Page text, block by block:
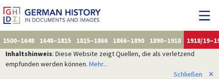
1500–1648 1648–1815 1815–1866 1866–1890 1890–1918
1918/
Inhaltshinweis: Diese Website zeigt Quellen, die als verletzend
empfunden werden können. Mehr...
Schließen
✕